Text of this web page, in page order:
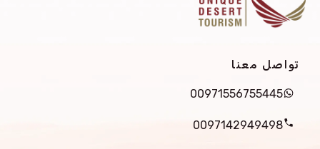
تواصل معنا
00971556755445
0097142949498